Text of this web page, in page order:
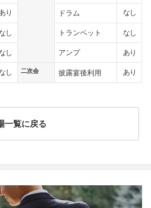
り
し
し
し
ドラム なし
トランペット なし
アンプ あり
二次会 披露宴後利用 あり
一覧に戻る